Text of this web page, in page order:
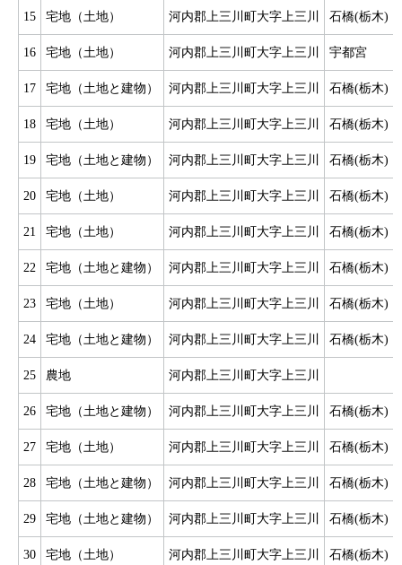
15 宅地（土地） 河内郡上三川町大字上三川 石橋(栃木)
16 宅地（土地） 河内郡上三川町大字上三川 宇都宮
17 宅地（土地と建物） 河内郡上三川町大字上三川 石橋(栃木)
18 宅地（土地） 河内郡上三川町大字上三川 石橋(栃木)
19 宅地（土地と建物） 河内郡上三川町大字上三川 石橋(栃木)
20 宅地（土地） 河内郡上三川町大字上三川 石橋(栃木)
21 宅地（土地） 河内郡上三川町大字上三川 石橋(栃木)
22 宅地（土地と建物） 河内郡上三川町大字上三川 石橋(栃木)
23 宅地（土地） 河内郡上三川町大字上三川 石橋(栃木)
24 宅地（土地と建物） 河内郡上三川町大字上三川 石橋(栃木)
25 農地 河内郡上三川町大字上三川
26 宅地（土地と建物） 河内郡上三川町大字上三川 石橋(栃木)
27 宅地（土地） 河内郡上三川町大字上三川 石橋(栃木)
28 宅地（土地と建物） 河内郡上三川町大字上三川 石橋(栃木)
29 宅地（土地と建物） 河内郡上三川町大字上三川 石橋(栃木)
30 宅地（土地） 河内郡上三川町大字上三川 石橋(栃木)